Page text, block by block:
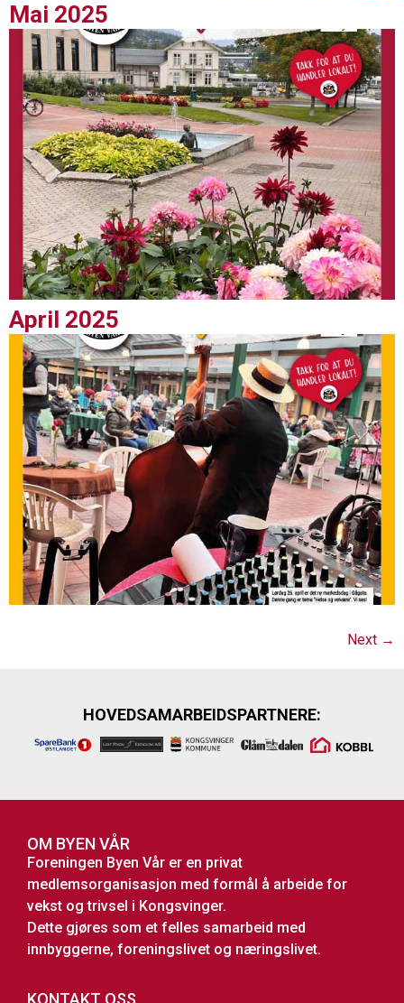
Mai 2025
April 2025
Next →
HOVEDSAMARBEIDSPARTNERE:
OM BYEN VÅR
Foreningen Byen Vår er en privat
medlemsorganisasjon med formål å arbeide for
vekst og trivsel i Kongsvinger.
Dette gjøres som et felles samarbeid med
innbyggerne, foreningslivet og næringslivet.